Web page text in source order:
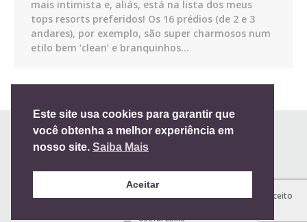
mais intimista e, aliás, está na lista dos meus
tops resorts preferidos! Os 16 prédios (de 2 e 3
andares), por exemplo, são super charmosos num
etilo bem ‘clean’ e branquinhos…
Todos os direitos reservados 2012-2024 |Blog de Casamento
| Aceito
Useful Links
Este site usa cookies para garantir que
você obtenha a melhor experiência em
nosso site. Saiba Mais
Aceitar